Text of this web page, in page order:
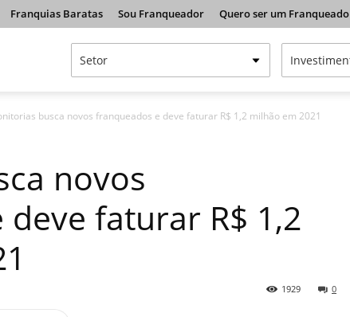
Franquias Baratas Sou Franqueador Quero ser um Franqueado
busca novos franqueados e deve faturar R$ 1,2 milhão em 2021
novos
faturar R$ 1,2
0
1929